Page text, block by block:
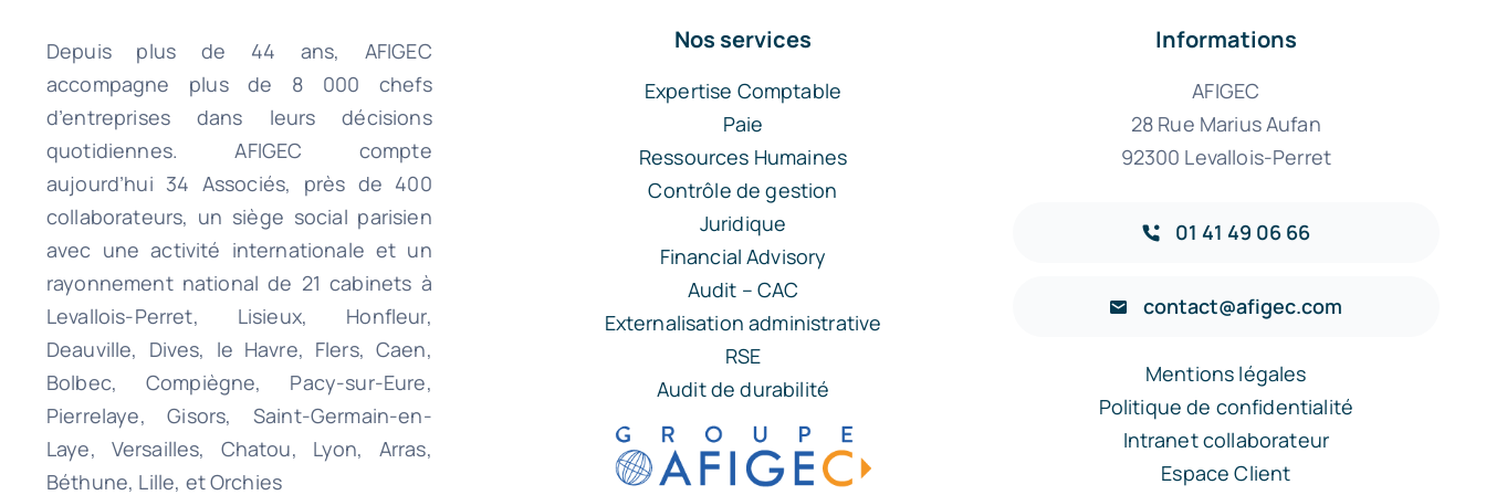
Depuis plus de 44 ans, AFIGEC
accompagne plus de 8 000 chefs
d’entreprises dans leurs décisions
quotidiennes. AFIGEC compte
aujourd’hui 34 Associés, près de 400
collaborateurs, un siège social parisien
avec une activité internationale et un
rayonnement national de 21 cabinets à
Levallois-Perret, Lisieux, Honfleur,
Deauville, Dives, le Havre, Flers, Caen,
Bolbec, Compiègne, Pacy-sur-Eure,
Pierrelaye, Gisors, Saint-Germain-en-
Laye, Versailles, Chatou, Lyon, Arras,
Béthune, Lille, et Orchies
Nos services
Expertise Comptable
Paie
Ressources Humaines
Contrôle de gestion
Juridique
Financial Advisory
Audit – CAC
Externalisation administrative
RSE
Audit de durabilité
Informations
AFIGEC
28 Rue Marius Aufan
92300 Levallois-Perret
01 41 49 06 66
contact@afigec.com
Mentions légales
Politique de confidentialité
Intranet collaborateur
Espace Client